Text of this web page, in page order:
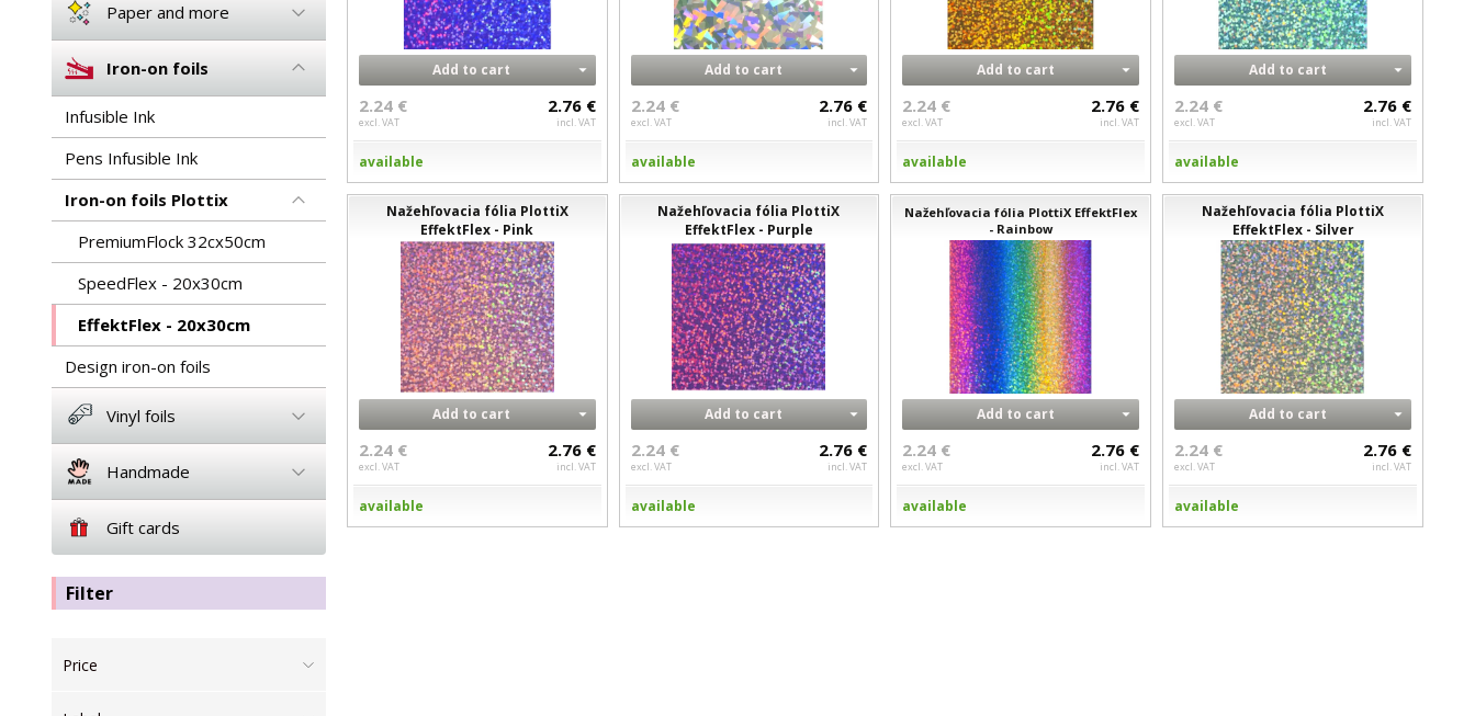
Paper and more
Iron-on foils
Infusible Ink
Pens Infusible Ink
Iron-on foils Plottix
PremiumFlock 32cx50cm
SpeedFlex - 20x30cm
EffektFlex - 20x30cm
Design iron-on foils
Vinyl foils
Handmade
Gift cards
Filter
Price
Add to cart
2.24 €
excl. VAT
2.76 €
incl. VAT
available
Add to cart
2.24 €
excl. VAT
2.76 €
incl. VAT
available
Add to cart
2.24 €
excl. VAT
2.76 €
incl. VAT
available
Add to cart
2.24 €
excl. VAT
2.76 €
incl. VAT
available
Nažehľovacia fólia PlottiX
EffektFlex - Pink
Add to cart
2.24 €
excl. VAT
2.76 €
incl. VAT
available
Nažehľovacia fólia PlottiX
EffektFlex - Purple
Add to cart
2.24 €
excl. VAT
2.76 €
incl. VAT
available
Nažehľovacia fólia PlottiX EffektFlex
- Rainbow
Add to cart
2.24 €
excl. VAT
2.76 €
incl. VAT
available
Nažehľovacia fólia PlottiX
EffektFlex - Silver
Add to cart
2.24 €
excl. VAT
2.76 €
incl. VAT
available